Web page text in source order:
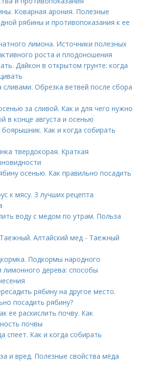
Коварная арония. Полезные
рябины и противопоказания к ее
лимона. Источники полезных
роста и плодоношения
Дайкон в открытом грунте: когда
сливами. Обрезка ветвей после сбора
за сливой. Как и для чего нужно
в конце августа и осенью
Как и когда собирать
твердокорая. Краткая
осенью. Как правильно посадить
к мясу. 3 лучших рецепта
воду с медом по утрам. Польза
Алтайский мед - Таежный
Подкормы народного
лимонного дерева: способы
рябину на другое место.
посадить рябину?
ее раскислить почву. Как
почвы
спеет. Как и когда собирать
и вред. Полезные свойства мёда